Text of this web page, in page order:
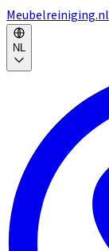
Meubelreiniging.nl
NL